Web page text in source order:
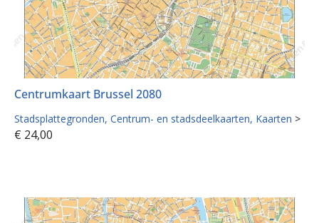
Centrumkaart Brussel 2080
Stadsplattegronden Centrum- en stadsdeelkaarten Kaarten >
€ 24,00